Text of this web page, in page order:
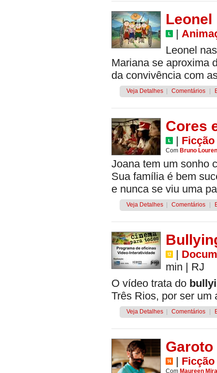
Leonel
|
Leonel
Mariana se aproxima
da convivência com
Veja Detalhes Comentários
Cores
| Ficção
Com Bruno
Joana tem um sonho
Sua família é bem
e nunca se viu uma
Veja Detalhes Comentários
|
min | RJ
O vídeo trata do
Três Rios, por ser um
Veja Detalhes Comentários
| Ficção
Com Maureen